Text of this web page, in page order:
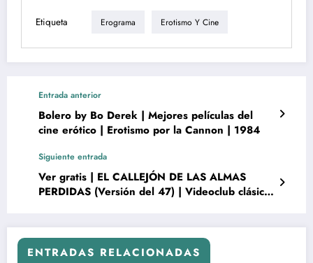
Etiqueta Erograma Erotismo Y Cine
Entrada anterior
Bolero by Bo Derek | Mejores películas del
cine erótico | Erotismo por la Cannon | 1984
Siguiente entrada
Ver gratis | EL CALLEJÓN DE LAS ALMAS
PERDIDAS (Versión del 47) | Videoclub clásico
ENTRADAS RELACIONADAS